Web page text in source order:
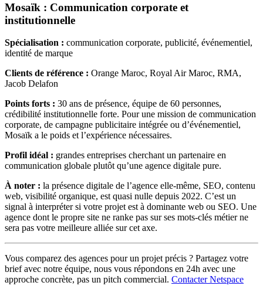
Mosaïk : Communication corporate et
institutionnelle
Spécialisation : communication corporate, publicité, événementiel,
identité de marque
Clients de référence : Orange Maroc, Royal Air Maroc, RMA,
Jacob Delafon
Points forts : 30 ans de présence, équipe de 60 personnes,
crédibilité institutionnelle forte. Pour une mission de communication
corporate, de campagne publicitaire intégrée ou d’événementiel,
Mosaïk a le poids et l’expérience nécessaires.
Profil idéal : grandes entreprises cherchant un partenaire en
communication globale plutôt qu’une agence digitale pure.
À noter : la présence digitale de l’agence elle-même, SEO, contenu
web, visibilité organique, est quasi nulle depuis 2022. C’est un
signal à interpréter si votre projet est à dominante web ou SEO. Une
agence dont le propre site ne ranke pas sur ses mots-clés métier ne
sera pas votre meilleure alliée sur cet axe.
Vous comparez des agences pour un projet précis ? Partagez votre
brief avec notre équipe, nous vous répondons en 24h avec une
approche concrète, pas un pitch commercial. Contacter Netspace